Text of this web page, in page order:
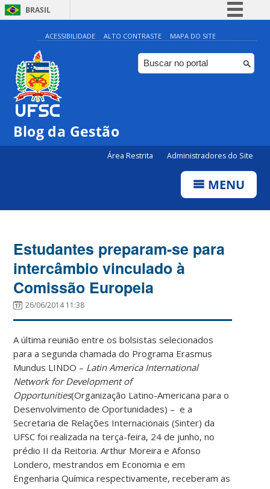
BRASIL
Simplifique!
Comunica BR
Participe
ACESSIBILIDADE ALTO CONTRASTE MAPA DO SITE
Blog da Gestão
Área Restrita Administradores do Site
MENU
Estudantes preparam-se para
intercâmbio vinculado à
Comissão Europeia
26/06/2014 11:38
A última reunião entre os bolsistas selecionados
para a segunda chamada do Programa Erasmus
Mundus LINDO – Latin America International
Network for Development of
Opportunities(Organização Latino-Americana para o
Desenvolvimento de Oportunidades) – e a
Secretaria de Relações Internacionais (Sinter) da
UFSC foi realizada na terça-feira, 24 de junho, no
prédio II da Reitoria. Arthur Moreira e Afonso
Londero, mestrandos em Economia e em
Engenharia Química respectivamente, receberam as